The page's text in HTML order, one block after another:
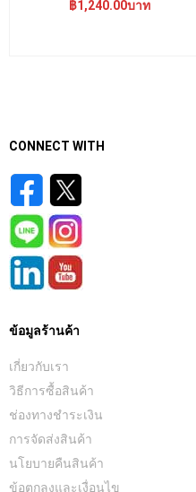
฿1,240.00บาท
CONNECT WITH
ข้อมูลร้านค้า
เกี่ยวกับเรา
วิธีการซื้อสินค้า
ช่องทางชำระเงิน
การจัดส่งสินค้า
นโยบายคืนสินค้า
ข้อตกลงและเงื่อนไข